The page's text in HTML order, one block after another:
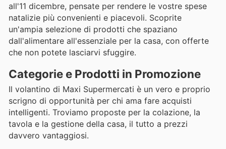
all'11 dicembre, pensate per rendere le vostre spese
natalizie più convenienti e piacevoli. Scoprite
un'ampia selezione di prodotti che spaziano
dall'alimentare all'essenziale per la casa, con offerte
che non potete lasciarvi sfuggire.
Categorie e Prodotti in Promozione
Il volantino di Maxi Supermercati è un vero e proprio
scrigno di opportunità per chi ama fare acquisti
intelligenti. Troviamo proposte per la colazione, la
tavola e la gestione della casa, il tutto a prezzi
davvero vantaggiosi.